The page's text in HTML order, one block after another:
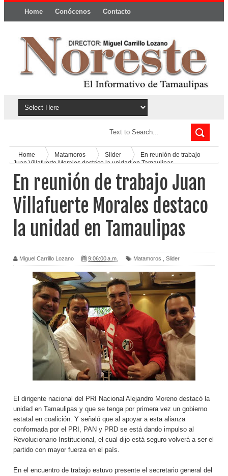
Home Conócenos Contacto
Home Matamoros Slider
En reunión de trabajo
Juan Villafuerte Morales destaco la unidad en Tamaulipas
En reunión de trabajo Juan
Villafuerte Morales destaco
la unidad en Tamaulipas
Miguel Carrillo Lozano 9:06:00 a.m. Matamoros Slider
El dirigente nacional del PRI Nacional Alejandro Moreno destacó la
unidad en Tamaulipas y que se tenga por primera vez un gobierno
estatal en coalición. Y señaló que al apoyar a esta alianza
conformada por el PRI, PAN y PRD se está dando impulso al
Revolucionario Institucional, el cual dijo está seguro volverá a ser el
partido con mayor fuerza en el país.
En el encuentro de trabajo estuvo presente el secretario general del